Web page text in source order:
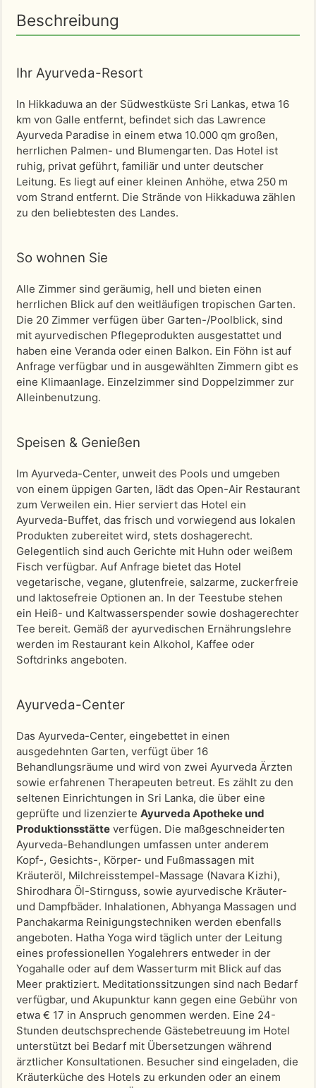
Beschreibung
Ihr Ayurveda-Resort
In Hikkaduwa an der Südwestküste Sri Lankas, etwa 16
km von Galle entfernt, befindet sich das Lawrence
Ayurveda Paradise in einem etwa 10.000 qm großen,
herrlichen Palmen- und Blumengarten. Das Hotel ist
ruhig, privat geführt, familiär und unter deutscher
Leitung. Es liegt auf einer kleinen Anhöhe, etwa 250 m
vom Strand entfernt. Die Strände von Hikkaduwa zählen
zu den beliebtesten des Landes.
So wohnen Sie
Alle Zimmer sind geräumig, hell und bieten einen
herrlichen Blick auf den weitläufigen tropischen Garten.
Die 20 Zimmer verfügen über Garten-/Poolblick, sind
mit ayurvedischen Pflegeprodukten ausgestattet und
haben eine Veranda oder einen Balkon. Ein Föhn ist auf
Anfrage verfügbar und in ausgewählten Zimmern gibt es
eine Klimaanlage. Einzelzimmer sind Doppelzimmer zur
Alleinbenutzung.
Speisen & Genießen
Im Ayurveda-Center, unweit des Pools und umgeben
von einem üppigen Garten, lädt das Open-Air Restaurant
zum Verweilen ein. Hier serviert das Hotel ein
Ayurveda-Buffet, das frisch und vorwiegend aus lokalen
Produkten zubereitet wird, stets doshagerecht.
Gelegentlich sind auch Gerichte mit Huhn oder weißem
Fisch verfügbar. Auf Anfrage bietet das Hotel
vegetarische, vegane, glutenfreie, salzarme, zuckerfreie
und laktosefreie Optionen an. In der Teestube stehen
ein Heiß- und Kaltwasserspender sowie doshagerechter
Tee bereit. Gemäß der ayurvedischen Ernährungslehre
werden im Restaurant kein Alkohol, Kaffee oder
Softdrinks angeboten.
Ayurveda-Center
Das Ayurveda-Center, eingebettet in einen
ausgedehnten Garten, verfügt über 16
Behandlungsräume und wird von zwei Ayurveda Ärzten
sowie erfahrenen Therapeuten betreut. Es zählt zu den
seltenen Einrichtungen in Sri Lanka, die über eine
geprüfte und lizenzierte Ayurveda Apotheke und
Produktionsstätte verfügen. Die maßgeschneiderten
Ayurveda-Behandlungen umfassen unter anderem
Kopf-, Gesichts-, Körper- und Fußmassagen mit
Kräuteröl, Milchreisstempel-Massage (Navara Kizhi),
Shirodhara Öl-Stirnguss, sowie ayurvedische Kräuter-
und Dampfbäder. Inhalationen, Abhyanga Massagen und
Panchakarma Reinigungstechniken werden ebenfalls
angeboten. Hatha Yoga wird täglich unter der Leitung
eines professionellen Yogalehrers entweder in der
Yogahalle oder auf dem Wasserturm mit Blick auf das
Meer praktiziert. Meditationssitzungen sind nach Bedarf
verfügbar, und Akupunktur kann gegen eine Gebühr von
etwa € 17 in Anspruch genommen werden. Eine 24-
Stunden deutschsprechende Gästebetreuung im Hotel
unterstützt bei Bedarf mit Übersetzungen während
ärztlicher Konsultationen. Besucher sind eingeladen, die
Kräuterküche des Hotels zu erkunden oder an einem